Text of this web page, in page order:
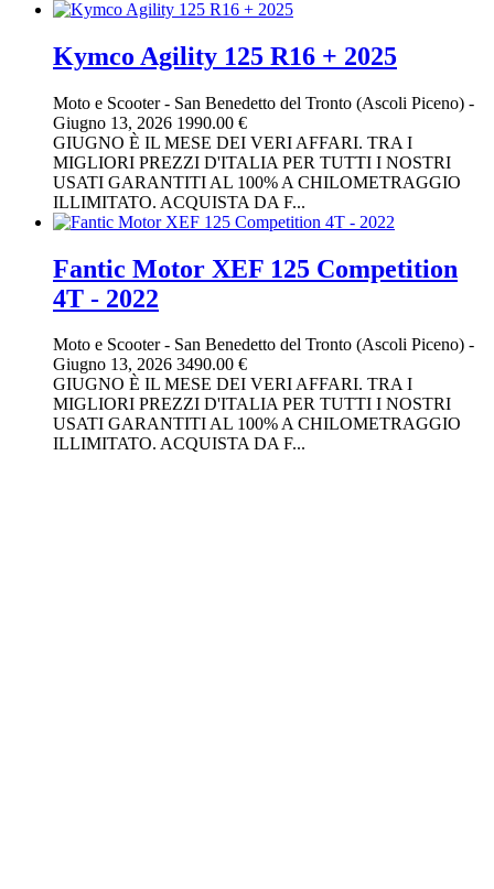
Kymco Agility 125 R16 + 2025
Moto e Scooter- San Benedetto del Tronto (Ascoli Piceno) -
Giugno 13, 2026 1990.00 €
GIUGNO È IL MESE DEI VERI AFFARI. TRA I
MIGLIORI PREZZI D'ITALIA PER TUTTI I NOSTRI
USATI GARANTITI AL 100% A CHILOMETRAGGIO
ILLIMITATO. ACQUISTA DA F...
Fantic Motor XEF 125 Competition
4T - 2022
Moto e Scooter- San Benedetto del Tronto (Ascoli Piceno) -
Giugno 13, 2026 3490.00 €
GIUGNO È IL MESE DEI VERI AFFARI. TRA I
MIGLIORI PREZZI D'ITALIA PER TUTTI I NOSTRI
USATI GARANTITI AL 100% A CHILOMETRAGGIO
ILLIMITATO. ACQUISTA DA F...